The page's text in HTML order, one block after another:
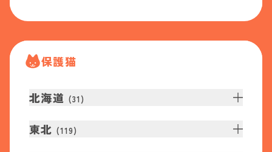
保護猫
北海道 (31 )
東北 (119)